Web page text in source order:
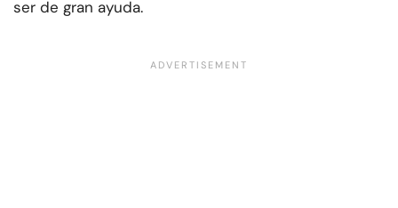
ser de gran ayuda.